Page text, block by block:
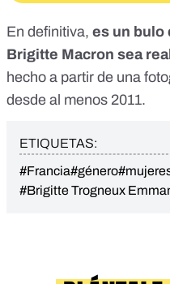
En definitiva, es un bulo
Brigitte Macron sea
hecho a partir de una
desde al menos 2011.
ETIQUETAS:
#Francia#género
#Brigitte Trogneux